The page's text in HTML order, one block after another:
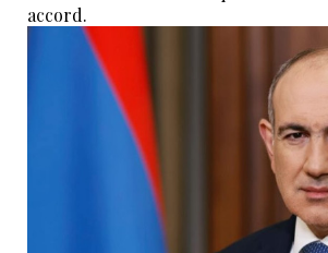
accord.